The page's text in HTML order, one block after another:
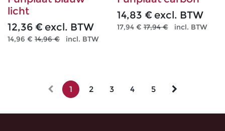
licht
12,36 € excl. BTW
14,96 € 14,96€ incl. BTW
14,83 € excl. BTW
17,94€ 17,94€ incl. BTW
1 2 3 4 5